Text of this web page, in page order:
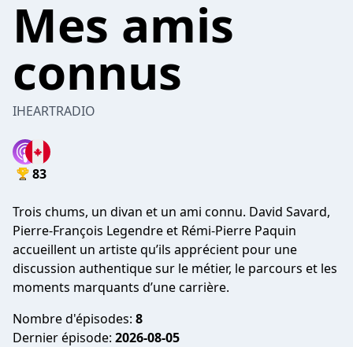
Mes amis
connus
IHEARTRADIO
83
Trois chums, un divan et un ami connu. David Savard,
Pierre‑François Legendre et Rémi‑Pierre Paquin
accueillent un artiste qu’ils apprécient pour une
discussion authentique sur le métier, le parcours et les
moments marquants d’une carrière.
Nombre d'épisodes: 8
Dernier épisode: 2026-08-05